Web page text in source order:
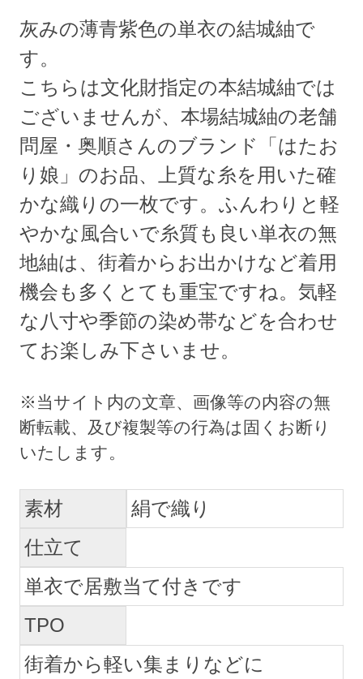
灰みの薄青紫色の単衣の結城紬で
す。
こちらは文化財指定の本結城紬では
ございませんが、本場結城紬の老舗
問屋・奥順さんのブランド「はたお
り娘」のお品、上質な糸を用いた確
かな織りの一枚です。ふんわりと軽
やかな風合いで糸質も良い単衣の無
地紬は、街着からお出かけなど着用
機会も多くとても重宝ですね。気軽
な八寸や季節の染め帯などを合わせ
てお楽しみ下さいませ。
素材
絹で織り
仕立て
単衣で居敷当て付きです
TPO
街着から軽い集まりなどに